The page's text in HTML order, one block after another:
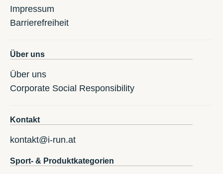
Impressum
Barrierefreiheit
Über uns
Über uns
Corporate Social Responsibility
Kontakt
kontakt@i-run.at
Sport- & Produktkategorien